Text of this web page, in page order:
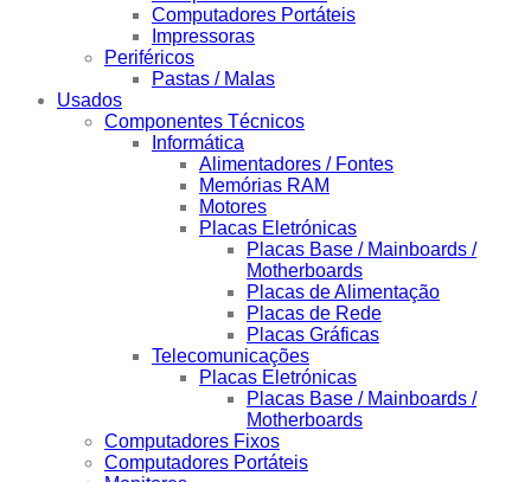
Computadores Portáteis
Impressoras
Periféricos
Pastas / Malas
Usados
Componentes Técnicos
Informática
Alimentadores / Fontes
Memórias RAM
Motores
Placas Eletrónicas
Placas Base / Mainboards /
Motherboards
Placas de Alimentação
Placas de Rede
Placas Gráficas
Telecomunicações
Placas Eletrónicas
Placas Base / Mainboards /
Motherboards
Computadores Fixos
Computadores Portáteis